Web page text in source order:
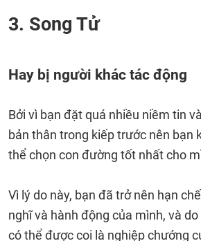
3. Song Tử
Hay bị người khác tác động
Bởi vì bạn đặt quá nhiều niềm tin
bản thân trong kiếp trước nên bạn
thể chọn con đường tốt nhất cho
Vì lý do này, bạn đã trở nên hạn
nghĩ và hành động của mình, và
có thể được coi là nghiệp chướng